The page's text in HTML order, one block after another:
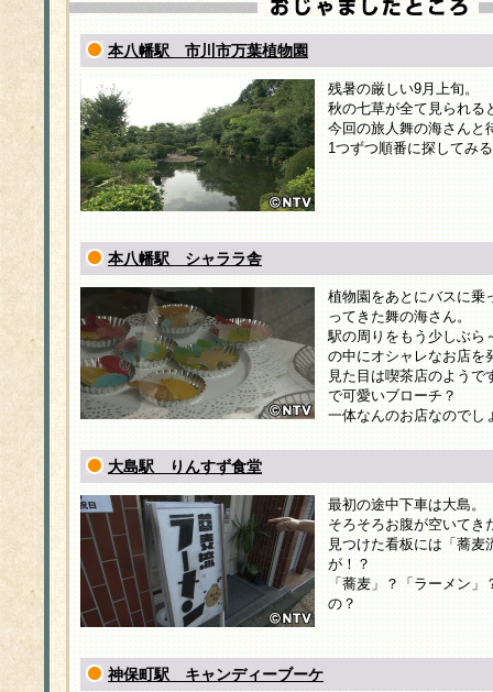
本八幡駅 市川市万葉植物園
残暑の厳しい9月上旬。
秋の七草が全て見られる
今回の旅人舞の海さんと
1つずつ順番に探してみ
本八幡駅 シャララ舎
植物園をあとにバスに乗
ってきた舞の海さん。
駅の周りをもう少しぶら
の中にオシャレなお店を
見た目は喫茶店のようで
で可愛いブローチ？
一体なんのお店なのでし
大島駅 りんすず食堂
最初の途中下車は大島。
そろそろお腹が空いてき
見つけた看板には「蕎麦
が！？
「蕎麦」？「ラーメン」
の？
神保町駅 キャンディーブーケ